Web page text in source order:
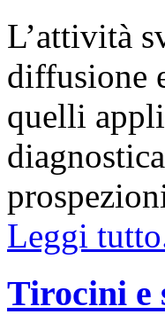
L’attività
diffusione
quelli
Leggi
Tirocini e